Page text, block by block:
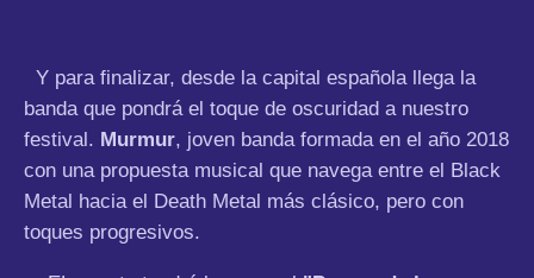
Y para finalizar, desde la capital española llega la
banda que pondrá el toque de oscuridad a nuestro
festival. Murmur, joven banda formada en el año 2018
con una propuesta musical que navega entre el Black
Metal hacia el Death Metal más clásico, pero con
toques progresivos.